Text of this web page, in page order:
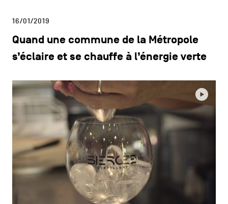
16/01/2019
Quand une commune de la Métropole
s’éclaire et se chauffe à l’énergie verte